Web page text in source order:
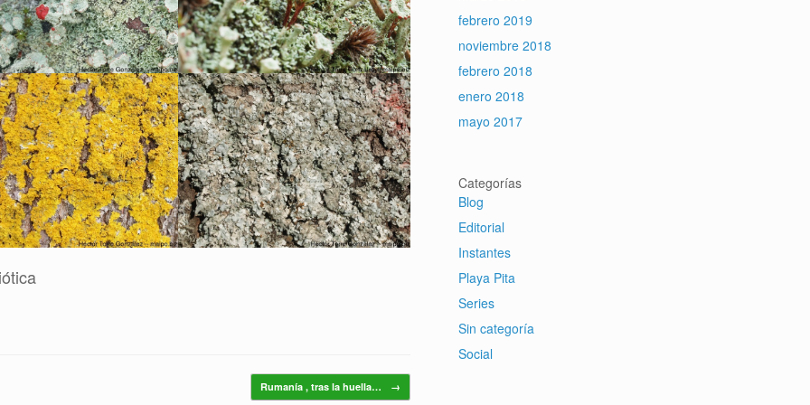
Rumanía , tras la huella… →
febrero 2019
noviembre 2018
febrero 2018
enero 2018
mayo 2017
Categorías
Blog
Editorial
Instantes
Playa Pita
Series
Sin categoría
Social